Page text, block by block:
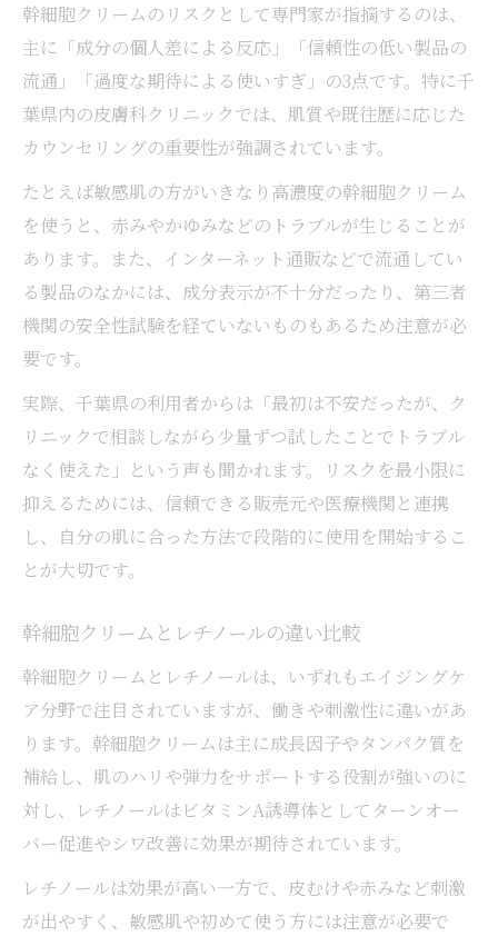
幹細胞クリームのリスクとして専門家が指摘するのは、
主に「成分の個人差による反応」「信頼性の低い製品の
流通」「過度な期待による使いすぎ」の3点です。特に千
葉県内の皮膚科クリニックでは、肌質や既往歴に応じた
カウンセリングの重要性が強調されています。
たとえば敏感肌の方がいきなり高濃度の幹細胞クリーム
を使うと、赤みやかゆみなどのトラブルが生じることが
あります。また、インターネット通販などで流通してい
る製品のなかには、成分表示が不十分だったり、第三者
機関の安全性試験を経ていないものもあるため注意が必
要です。
実際、千葉県の利用者からは「最初は不安だったが、ク
リニックで相談しながら少量ずつ試したことでトラブル
なく使えた」という声も聞かれます。リスクを最小限に
抑えるためには、信頼できる販売元や医療機関と連携
し、自分の肌に合った方法で段階的に使用を開始するこ
とが大切です。
幹細胞クリームとレチノールの違い比較
幹細胞クリームとレチノールは、いずれもエイジングケ
ア分野で注目されていますが、働きや刺激性に違いがあ
ります。幹細胞クリームは主に成長因子やタンパク質を
補給し、肌のハリや弾力をサポートする役割が強いのに
対し、レチノールはビタミンA誘導体としてターンオー
バー促進やシワ改善に効果が期待されています。
レチノールは効果が高い一方で、皮むけや赤みなど刺激
が出やすく、敏感肌や初めて使う方には注意が必要で